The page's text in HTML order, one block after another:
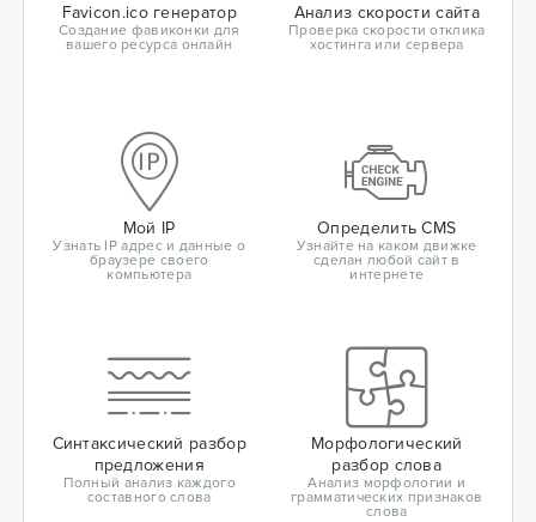
Favicon.ico генератор
Создание фавиконки для
вашего ресурса онлайн
Анализ скорости сайта
Проверка скорости отклика
хостинга или сервера
Мой IP
Узнать IP адрес и данные о
браузере своего
компьютера
Определить CMS
Узнайте на каком движке
сделан любой сайт в
интернете
Синтаксический разбор
предложения
Полный анализ каждого
составного слова
Морфологический
разбор слова
Анализ морфологии и
грамматических признаков
слова